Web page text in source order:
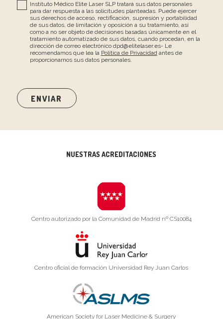
Instituto Médico Elite Laser SLP tratará sus datos personales
para dar respuesta a las solicitudes planteadas. Puede ejercer
sus derechos de acceso, rectificación, supresión y portabilidad
de sus datos, de limitación y oposición a su tratamiento, así
como a no ser objeto de decisiones basadas únicamente en el
tratamiento automatizado de sus datos, cuando procedan, en la
dirección de correo electrónico dpd@elitelaser.es- Le
recomendamos que lea la Política de Privacidadantes de
proporcionarnos sus datos personales.
NUESTRAS ACREDITACIONES
Centro autorizado por la Comunidad de Madrid nº CS10084
Centro oficial de formación Universidad Rey Juan Carlos
American Society for Laser Medicine & Surgery